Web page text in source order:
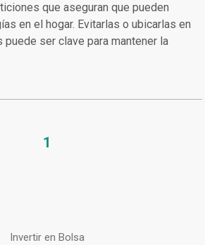
que aseguran que pueden
en el hogar. Evitarlas o ubicarlas en
ser clave para mantener la
1
Invertir en Bolsa